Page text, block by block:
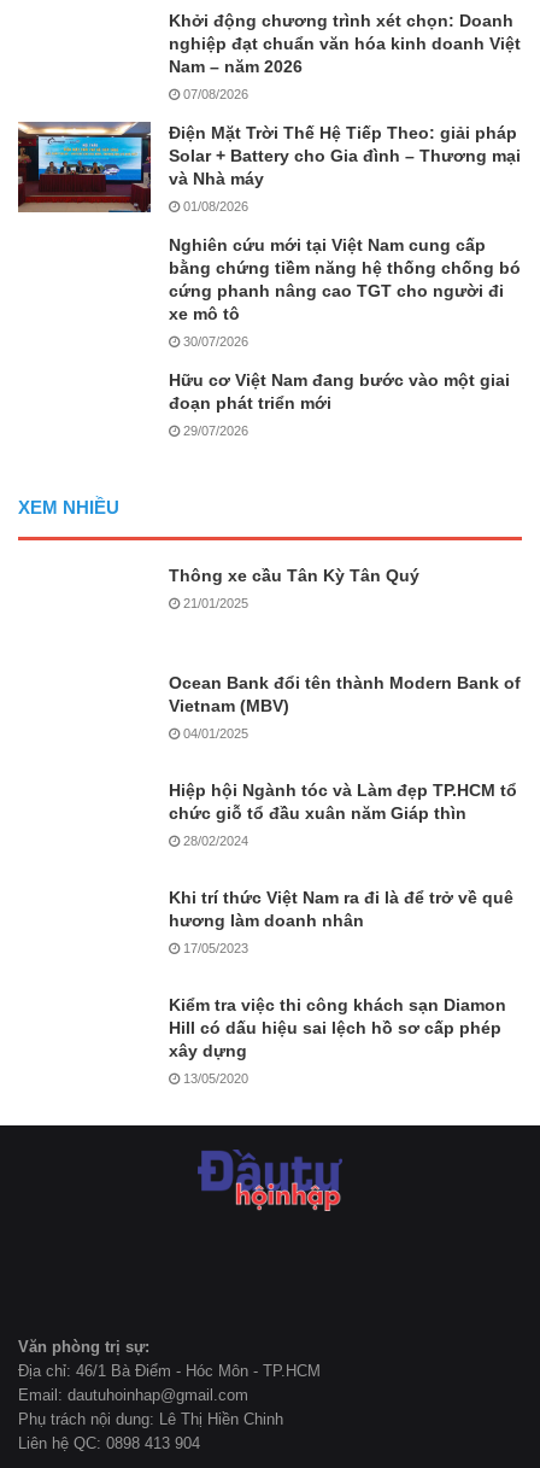
Khởi động chương trình xét chọn: Doanh
nghiệp đạt chuẩn văn hóa kinh doanh Việt
Nam – năm 2026
07/08/2026
Điện Mặt Trời Thế Hệ Tiếp Theo: giải pháp
Solar + Battery cho Gia đình – Thương mại
và Nhà máy
01/08/2026
Nghiên cứu mới tại Việt Nam cung cấp
bằng chứng tiềm năng hệ thống chống bó
cứng phanh nâng cao TGT cho người đi
xe mô tô
30/07/2026
Hữu cơ Việt Nam đang bước vào một giai
đoạn phát triển mới
29/07/2026
XEM NHIỀU
Thông xe cầu Tân Kỳ Tân Quý
21/01/2025
Ocean Bank đổi tên thành Modern Bank of
Vietnam (MBV)
04/01/2025
Hiệp hội Ngành tóc và Làm đẹp TP.HCM tổ
chức giỗ tổ đầu xuân năm Giáp thìn
28/02/2024
Khi trí thức Việt Nam ra đi là để trở về quê
hương làm doanh nhân
17/05/2023
Kiểm tra việc thi công khách sạn Diamon
Hill có dấu hiệu sai lệch hồ sơ cấp phép
xây dựng
13/05/2020
Văn phòng trị sự:
Địa chỉ: 46/1 Bà Điểm - Hóc Môn - TP.HCM
Email: dautuhoinhap@gmail.com
Phụ trách nội dung: Lê Thị Hiền Chinh
Liên hệ QC: 0898 413 904